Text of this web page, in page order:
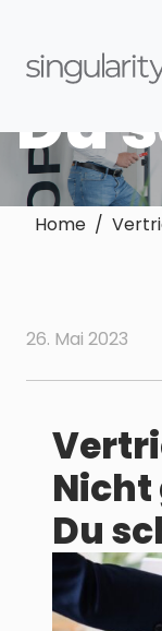
Du
Home /
26. Mai 2023
Du